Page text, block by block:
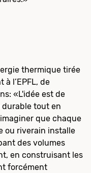
thermique tirée
l’EPFL, de
«L'idée est de
durable tout en
que chaque
ou riverain installe
des volumes
en construisant les
forcément